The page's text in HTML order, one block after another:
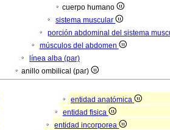
cuerpo humano
sistema muscular
porción abdominal del sistema
músculos del abdomen
línea alba (par)
anillo ombilical (par)
entidad anatómica
entidad fisica
entidad incorporea